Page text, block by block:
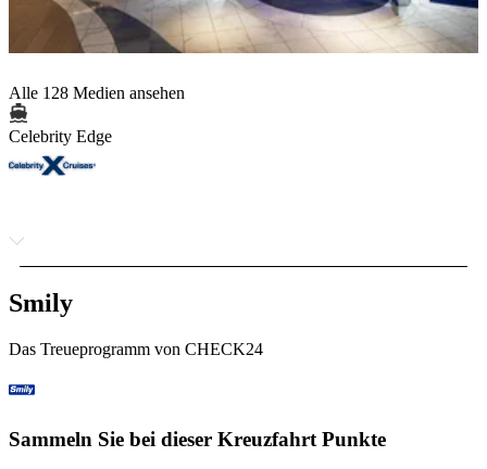
Alle 128 Medien ansehen
Celebrity Edge
Smily
Das Treueprogramm von CHECK24
Sammeln Sie bei dieser Kreuzfahrt Punkte